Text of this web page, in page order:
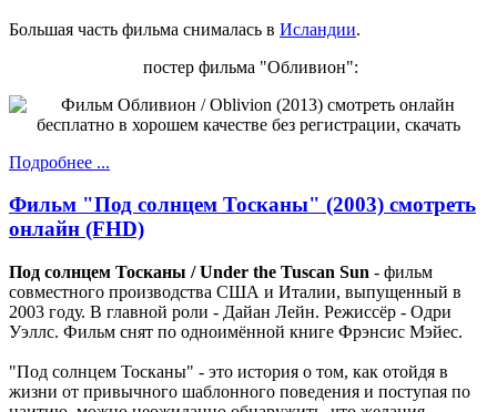
Большая часть фильма снималась в Исландии.
постер фильма "Обливион":
Подробнее ...
Фильм "Под солнцем Тосканы" (2003) смотреть
онлайн (FHD)
Под солнцем Тосканы / Under the Tuscan Sun - фильм
совместного производства США и Италии, выпущенный в
2003 году. В главной роли - Дайан Лейн. Режиссёр - Одри
Уэллс. Фильм снят по одноимённой книге Фрэнсис Мэйес.
"Под солнцем Тосканы" - это история о том, как отойдя в
жизни от привычного шаблонного поведения и поступая по